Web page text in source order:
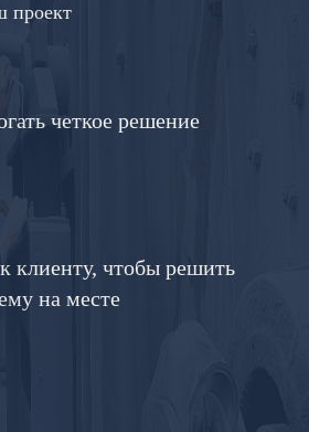
проект
четкое решение
клиенту, чтобы решить
на месте